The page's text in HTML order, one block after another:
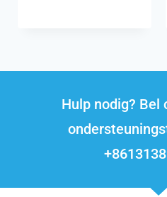
Hulp nodig? Bel